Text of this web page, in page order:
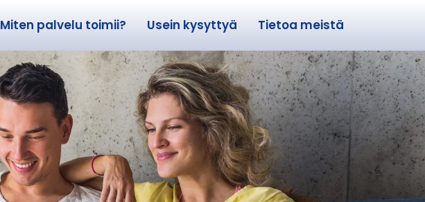
Miten palvelu toimii? Usein kysyttyä Tietoa meistä